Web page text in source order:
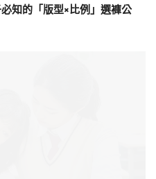
知的「版型×比例」選褲公